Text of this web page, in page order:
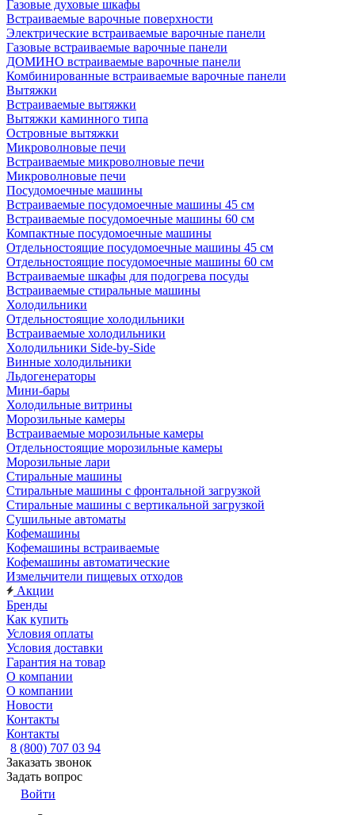
Газовые духовые шкафы
Встраиваемые варочные поверхности
Электрические встраиваемые варочные панели
Газовые встраиваемые варочные панели
ДОМИНО встраиваемые варочные панели
Комбинированные встраиваемые варочные панели
Вытяжки
Встраиваемые вытяжки
Вытяжки каминного типа
Островные вытяжки
Микроволновые печи
Встраиваемые микроволновые печи
Микроволновые печи
Посудомоечные машины
Встраиваемые посудомоечные машины 45 см
Встраиваемые посудомоечные машины 60 см
Компактные посудомоечные машины
Отдельностоящие посудомоечные машины 45 см
Отдельностоящие посудомоечные машины 60 см
Встраиваемые шкафы для подогрева посуды
Встраиваемые стиральные машины
Холодильники
Отдельностоящие холодильники
Встраиваемые холодильники
Холодильники Side-by-Side
Винные холодильники
Льдогенераторы
Мини-бары
Холодильные витрины
Морозильные камеры
Встраиваемые морозильные камеры
Отдельностоящие морозильные камеры
Морозильные лари
Стиральные машины
Стиральные машины с фронтальной загрузкой
Стиральные машины с вертикальной загрузкой
Сушильные автоматы
Кофемашины
Кофемашины встраиваемые
Кофемашины автоматические
Измельчители пищевых отходов
Акции
Бренды
Как купить
Условия оплаты
Условия доставки
Гарантия на товар
О компании
О компании
Новости
Контакты
Контакты
8 (800) 707 03 94
Заказать звонок
Задать вопрос
Войти